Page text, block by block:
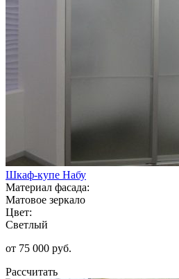
Шкаф-купе Набу
Материал фасада:
Матовое зеркало
Цвет:
Светлый
от 75 000 руб.
Рассчитать